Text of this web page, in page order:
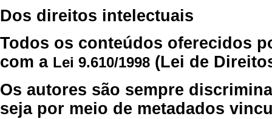
Dos direitos intelectuais
Todos os conteúdos oferecidos
com a Lei 9.610/1998 (Lei de
Os autores são sempre
seja por meio de metadados